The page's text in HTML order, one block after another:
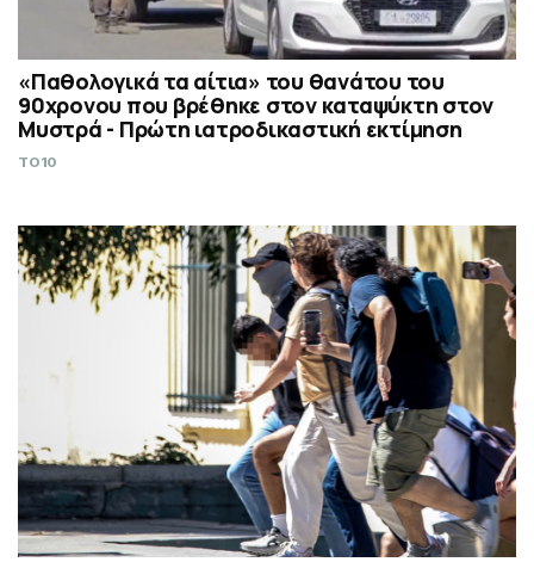
«Παθολογικά τα αίτια» του θανάτου του
90χρονου που βρέθηκε στον καταψύκτη στον
Μυστρά - Πρώτη ιατροδικαστική εκτίμηση
TO10